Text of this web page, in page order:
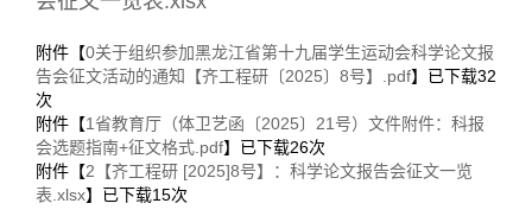
附件【0关于组织参加黑龙江省第十九届学生运动会科学论文报
告会征文活动的通知【齐工程研〔2025〕8号】.pdf】已下载32
次
附件【1省教育厅（体卫艺函〔2025〕21号）文件附件：科报
会选题指南+征文格式.pdf】已下载26次
附件【2【齐工程研 [2025]8号】：科学论文报告会征文一览
表.xlsx】已下载15次